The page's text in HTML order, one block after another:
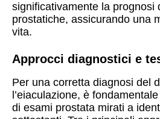
significativamente la prognosi
prostatiche, assicurando una
vita.
Approcci diagnostici e
Per una corretta diagnosi del
l’eiaculazione, è
di esami prostata mirati a